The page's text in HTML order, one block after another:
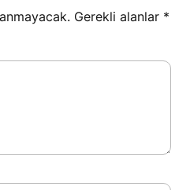
Gerekli alanlar *